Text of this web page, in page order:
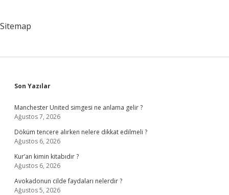
Sitemap
Sidebar
Son Yazılar
Manchester United simgesi ne anlama gelir ?
Ağustos 7, 2026
Döküm tencere alırken nelere dikkat edilmeli ?
Ağustos 6, 2026
Kur’an kimin kitabıdır ?
Ağustos 6, 2026
Avokadonun cilde faydaları nelerdir ?
Ağustos 5, 2026